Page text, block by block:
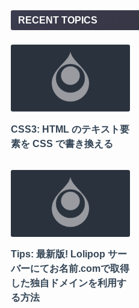
RECENT TOPICS
CSS3: HTML のテキスト要
素を CSS で書き換える
Tips: 最新版! Lolipop サー
バーにてお名前.comで取得
した独自ドメインを利用す
る方法